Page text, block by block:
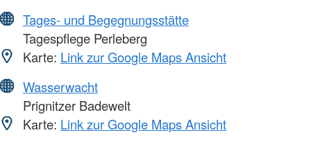
Tages- und Begegnungsstätte
Tagespflege Perleberg
Karte: Link zur Google Maps Ansicht
Wasserwacht
Prignitzer Badewelt
Karte: Link zur Google Maps Ansicht